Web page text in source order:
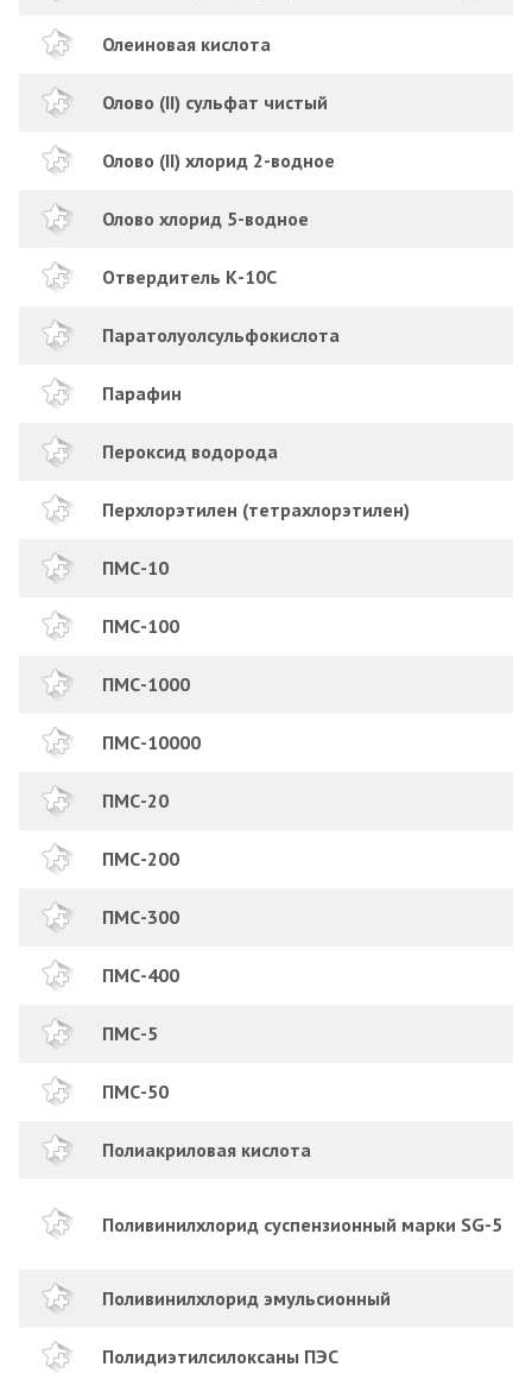
Олеиновая кислота
Олово (II) сульфат чистый
Олово (II) хлорид 2-водное
Олово хлорид 5-водное
Отвердитель К-10С
Паратолуолсульфокислота
Парафин
Пероксид водорода
Перхлорэтилен (тетрахлорэтилен)
ПМС-10
ПМС-100
ПМС-1000
ПМС-10000
ПМС-20
ПМС-200
ПМС-300
ПМС-400
ПМС-5
ПМС-50
Полиакриловая кислота
Поливинилхлорид суспензионный марки SG-5
Поливинилхлорид эмульсионный
Полидиэтилсилоксаны ПЭС